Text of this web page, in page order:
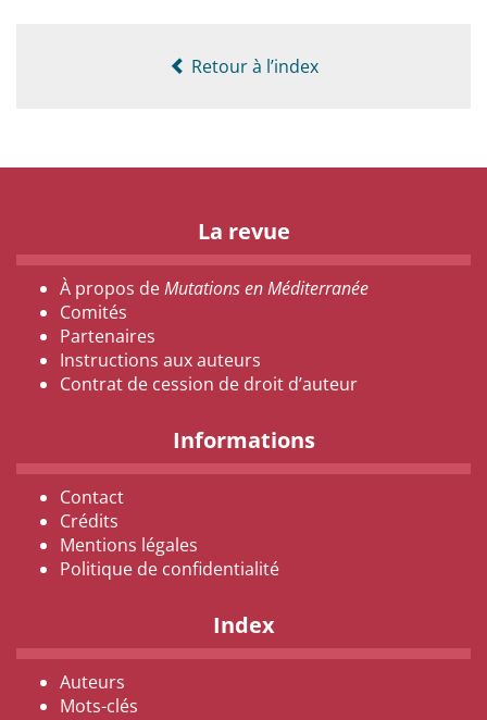
Retour à l’index
La revue
À propos deMutations en Méditerranée
Comités
Partenaires
Instructions aux auteurs
Contrat de cession de droit d’auteur
Informations
Contact
Crédits
Mentions légales
Politique de confidentialité
Index
Auteurs
Mots-clés